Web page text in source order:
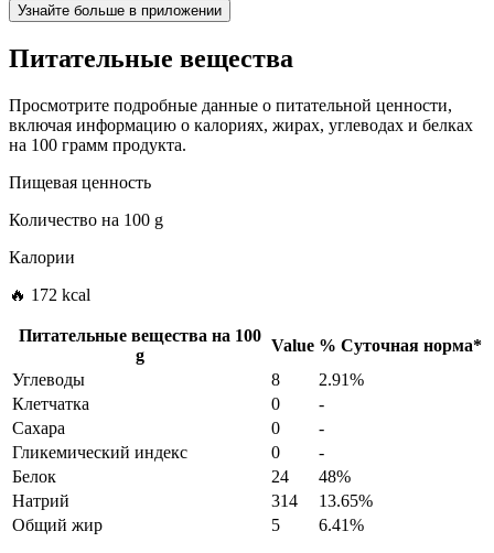
Узнайте больше в приложении
Питательные вещества
Просмотрите подробные данные о питательной ценности,
включая информацию о калориях, жирах, углеводах и белках
на 100 грамм продукта.
Пищевая ценность
Количество на 100 g
Калории
🔥 172 kcal
Питательные вещества на 100
g
Value % Суточная норма*
Углеводы
8
2.91%
Клетчатка
0
-
Сахара
0
-
Гликемический индекс
0
-
Белок
24
48%
Натрий
314
13.65%
Общий жир
5 6.41%